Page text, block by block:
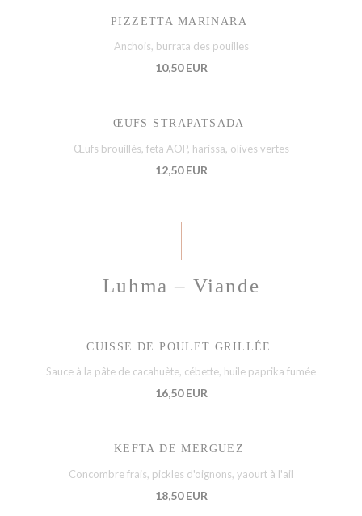
PIZZETTA MARINARA
Anchois, burrata des pouilles
10,50 EUR
ŒUFS STRAPATSADA
Œufs brouillés, feta AOP, harissa, olives vertes
12,50 EUR
Luhma – Viande
CUISSE DE POULET GRILLÉE
Sauce à la pâte de cacahuète, cébette, huile paprika fumée
16,50 EUR
KEFTA DE MERGUEZ
Concombre frais, pickles d'oignons, yaourt à l'ail
18,50 EUR